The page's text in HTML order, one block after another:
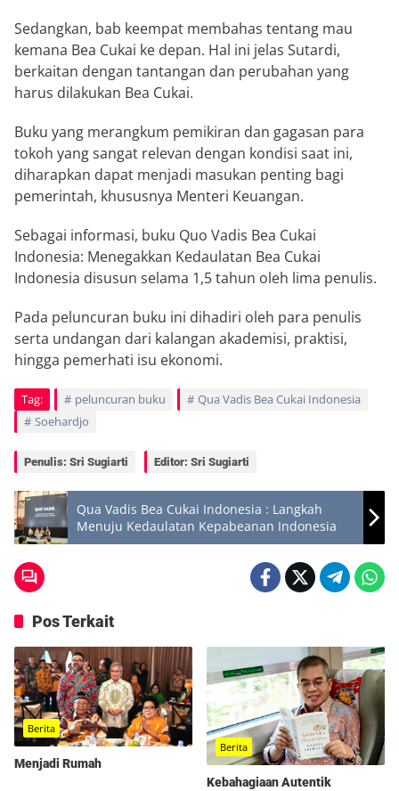
Sedangkan, bab keempat membahas tentang mau
kemana Bea Cukai ke depan. Hal ini jelas Sutardi,
berkaitan dengan tantangan dan perubahan yang
harus dilakukan Bea Cukai.
Buku yang merangkum pemikiran dan gagasan para
tokoh yang sangat relevan dengan kondisi saat ini,
diharapkan dapat menjadi masukan penting bagi
pemerintah, khususnya Menteri Keuangan.
Sebagai informasi, buku Quo Vadis Bea Cukai
Indonesia: Menegakkan Kedaulatan Bea Cukai
Indonesia disusun selama 1,5 tahun oleh lima penulis.
Pada peluncuran buku ini dihadiri oleh para penulis
serta undangan dari kalangan akademisi, praktisi,
hingga pemerhati isu ekonomi.
Tag: peluncuran buku
Qua Vadis Bea Cukai Indonesia
Soehardjo
Penulis: Sri Sugiarti Editor: Sri Sugiarti
Qua Vadis Bea Cukai Indonesia : Langkah
Menuju Kedaulatan Kepabeanan Indonesia
Pos Terkait
Berita
Menjadi Rumah
Berita
Kebahagiaan Autentik